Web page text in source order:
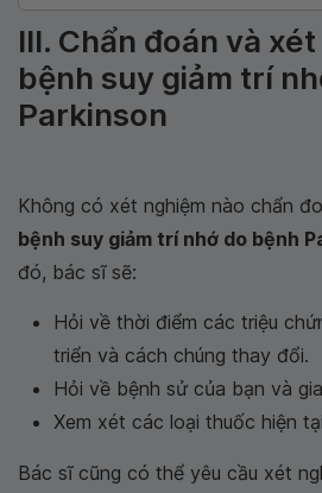
III. Chẩn đoán và
bệnh suy giảm trí
Parkinson
Không có xét nghiệm nào chẩn
bệnh suy giảm trí nhớ do bệnh
đó, bác sĩ sẽ:
Hỏi về thời điểm các triệu
triển và cách chúng thay đổi.
Hỏi về bệnh sử của bạn và
Xem xét các loại thuốc hiện
Bác sĩ cũng có thể yêu cầu xét